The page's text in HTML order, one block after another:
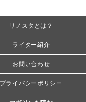
リノスタとは？
ライター紹介
お問い合わせ
プライバシーポリシー